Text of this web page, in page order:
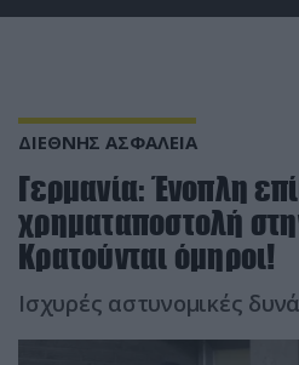
ΔΙΕΘΝΗΣ ΑΣΦΑΛΕΙΑ
Γερμανία: Ένοπλη
χρηματαποστολή
Κρατούνται όμηροι!
Ισχυρές αστυνομικές